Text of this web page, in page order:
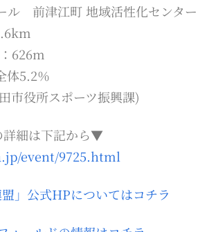
ル 前津江町 地域活性化センター
626m
体5.2％
市役所スポーツ振興課)
詳細は下記から▼
event/9725.html
」公式HPについてはコチラ